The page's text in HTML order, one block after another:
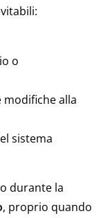
o
alla
sistema
durante la
, proprio quando